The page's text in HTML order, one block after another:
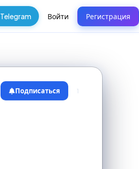
Telegram Войти Регистрация
Подписаться 1